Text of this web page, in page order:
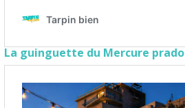
La guinguette du Mercure prado